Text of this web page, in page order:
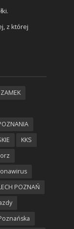
z której
KKS
POZNAŃ